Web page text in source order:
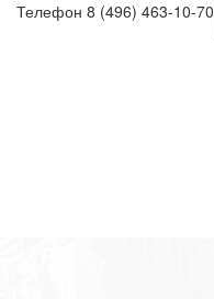
Телефон 8 (496) 463-10-70